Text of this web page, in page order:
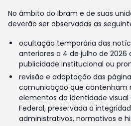
No âmbito do Ibram e de suas
deverão ser observadas as
ocultação temporária das
anteriores a 4 de julho de
publicidade institucional ou
revisão e adaptação das
comunicação que contenham
elementos da identidade visual
Federal, preservada a
administrativos, normativos e